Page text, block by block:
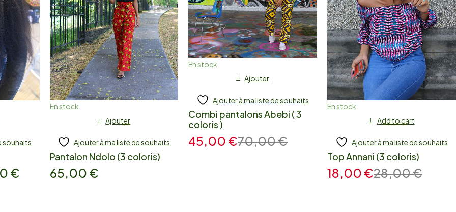
souhaits
€
En stock
Ajouter
Ajouter à ma liste de souhaits
Pantalon Ndolo (3 coloris)
65,00 €
En stock
Ajouter
Ajouter à ma liste de souhaits
Combi pantalons Abebi ( 3
coloris )
70,00€
45,00 €
En stock
Add to cart
Ajouter à ma liste de souhaits
Top Annani (3 coloris)
28,00€
18,00 €